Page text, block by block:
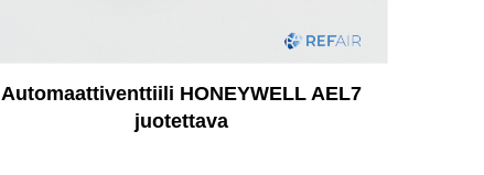
Automaattiventtiili HONEYWELL AEL7
juotettava